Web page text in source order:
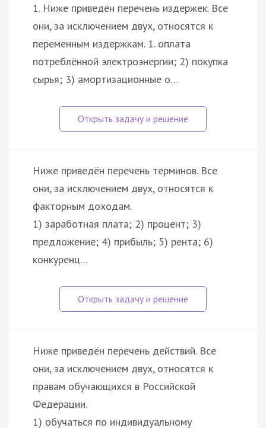
1. Ниже приведён перечень издержек. Все
они, за исключением двух, относятся к
переменным издержкам. 1. оплата
потреблённой электроэнергии; 2) покупка
сырья; 3) амортизационные о…
Ниже приведён перечень терминов. Все
они, за исключением двух, относятся к
факторным доходам.
1) заработная плата; 2) процент; 3)
предложение; 4) прибыль; 5) рента; 6)
конкуренц…
Ниже приведён перечень действий. Все
они, за исключением двух, относятся к
правам обучающихся в Российской
Федерации.
1) обучаться по индивидуальному